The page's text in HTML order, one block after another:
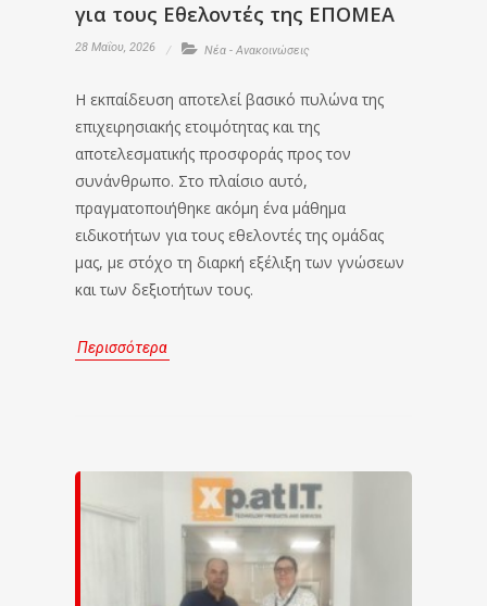
για τους Εθελοντές της ΕΠΟΜΕΑ
28 Μαΐου, 2026 Νέα - Ανακοινώσεις
Η εκπαίδευση αποτελεί βασικό πυλώνα της
επιχειρησιακής ετοιμότητας και της
αποτελεσματικής προσφοράς προς τον
συνάνθρωπο. Στο πλαίσιο αυτό,
πραγματοποιήθηκε ακόμη ένα μάθημα
ειδικοτήτων για τους εθελοντές της ομάδας
μας, με στόχο τη διαρκή εξέλιξη των γνώσεων
και των δεξιοτήτων τους.
Περισσότερα